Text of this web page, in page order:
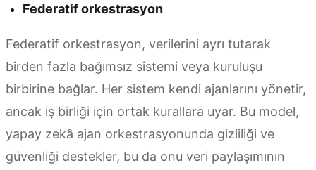
Federatif orkestrasyon
Federatif orkestrasyon, verilerini ayrı tutarak
birden fazla bağımsız sistemi veya kuruluşu
birbirine bağlar. Her sistem kendi ajanlarını yönetir,
ancak iş birliği için ortak kurallara uyar. Bu model,
yapay zekâ ajan orkestrasyonunda gizliliği ve
güvenliği destekler, bu da onu veri paylaşımının